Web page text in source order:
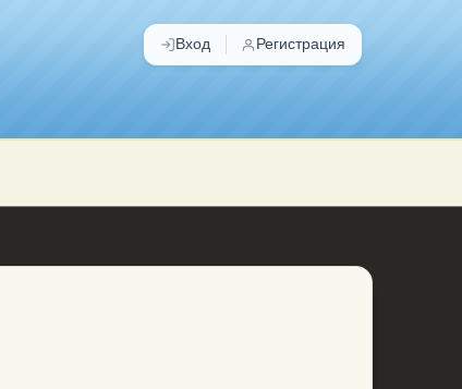
Вход Регистрация